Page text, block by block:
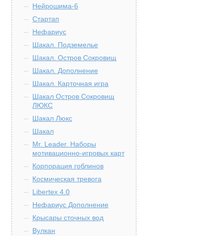
Нейрошима-6
Стартап
Нефариус
Шакал. Подземелье
Шакал. Остров Сокровищ
Шакал. Дополнение
Шакал. Карточная игра
Шакал Остров Сокровищ
ЛЮКС
Шакал Люкс
Шакал
Mr. Leader. Наборы
мотивационно-игровых карт
Корпорация гоблинов
Космическая тревога
Libertex 4.0
Нефариус Дополнение
Крысары сточных вод
Вулкан